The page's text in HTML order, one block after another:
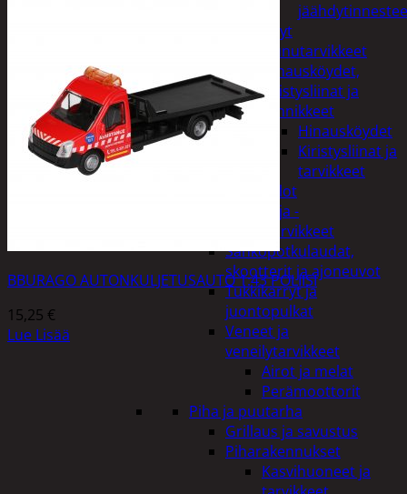
Öljyt
Perävaunutarvikkeet
Hinausköydet,
kiristysliinat ja
kiinnikkeet
Hinausköydet
Kiristysliinat ja
tarvikkeet
Valot
Rengas ja -
vannetarvikkeet
Sähköpotkulaudat,
skootterit ja ajoneuvot
Tukkikärryt ja
juontopulkat
Veneet ja
veneilytarvikkeet
Airot ja melat
Perämoottorit
Piha ja puutarha
Grillaus ja savustus
Piharakennukset
Kasvihuoneet ja
BBURAGO AUTONKULJETUSAUTO 1:43 POLIISI
15,25 €
Lue Lisää